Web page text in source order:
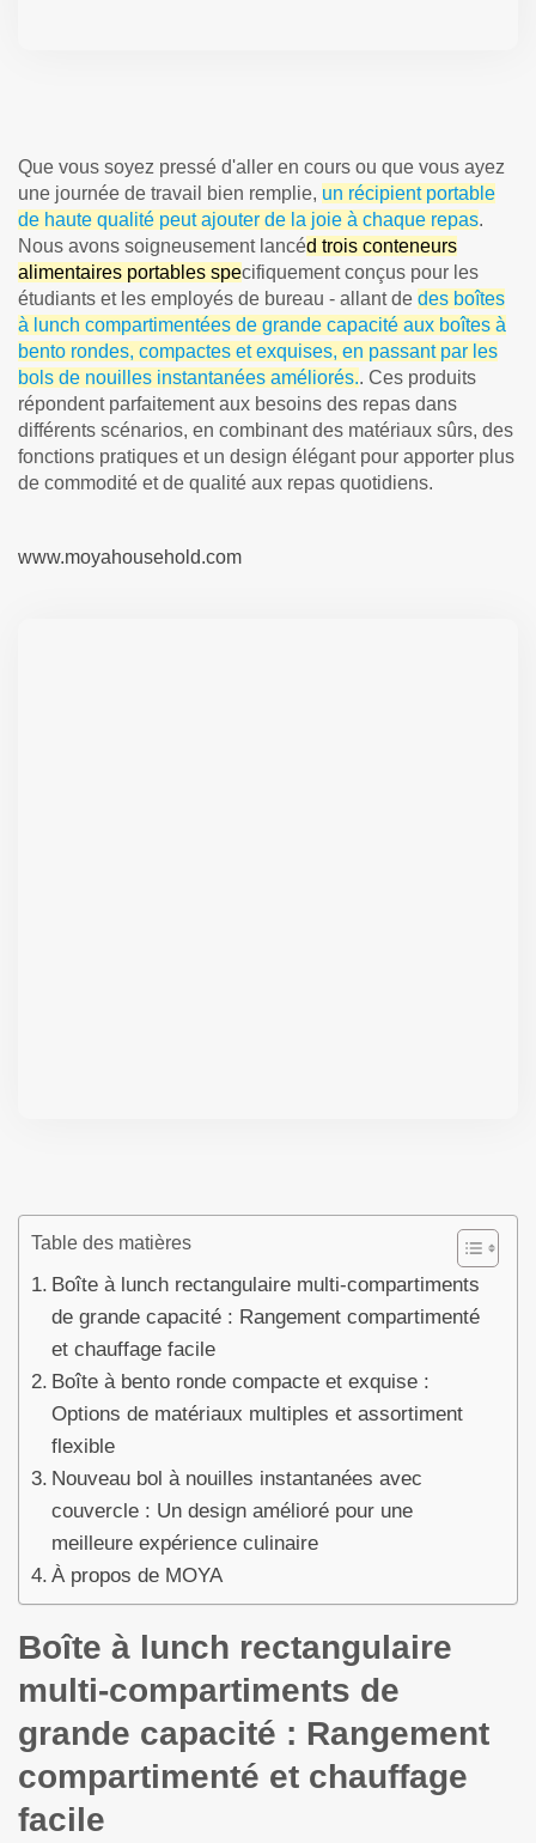
Que vous soyez pressé d'aller en cours ou que vous ayez
une journée de travail bien remplie, un récipient portable
de haute qualité peut ajouter de la joie à chaque repas.
Nous avons soigneusement lancéd trois conteneurs
alimentaires portables specifiquement conçus pour les
étudiants et les employés de bureau - allant de des boîtes
à lunch compartimentées de grande capacité aux boîtes à
bento rondes, compactes et exquises, en passant par les
bols de nouilles instantanées améliorés.. Ces produits
répondent parfaitement aux besoins des repas dans
différents scénarios, en combinant des matériaux sûrs, des
fonctions pratiques et un design élégant pour apporter plus
de commodité et de qualité aux repas quotidiens.
www.moyahousehold.com
Table des matières
Boîte à lunch rectangulaire multi-compartiments
de grande capacité : Rangement compartimenté
et chauffage facile
Boîte à bento ronde compacte et exquise :
Options de matériaux multiples et assortiment
flexible
Nouveau bol à nouilles instantanées avec
couvercle : Un design amélioré pour une
meilleure expérience culinaire
À propos de MOYA
Boîte à lunch rectangulaire
multi-compartiments de
grande capacité : Rangement
compartimenté et chauffage
facile